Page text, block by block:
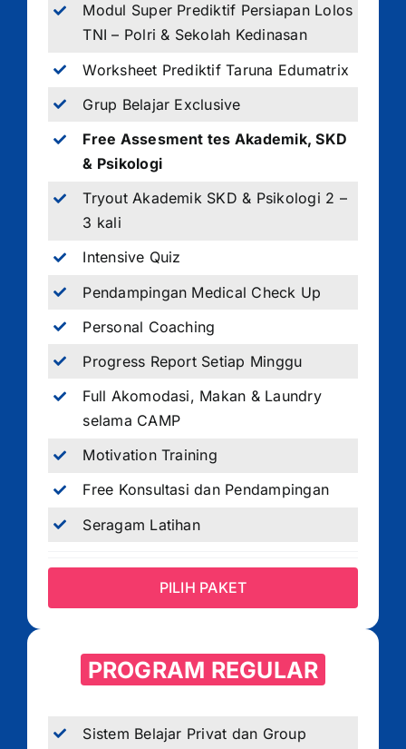
Modul Super Prediktif Persiapan Lolos
TNI – Polri & Sekolah Kedinasan
Worksheet Prediktif Taruna Edumatrix
Grup Belajar Exclusive
Free Assesment tes Akademik, SKD
& Psikologi
Tryout Akademik SKD & Psikologi 2 –
3 kali
Intensive Quiz
Pendampingan Medical Check Up
Personal Coaching
Progress Report Setiap Minggu
Full Akomodasi, Makan & Laundry
selama CAMP
Motivation Training
Free Konsultasi dan Pendampingan
Seragam Latihan
PILIH PAKET
PROGRAM REGULAR
Sistem Belajar Privat dan Group